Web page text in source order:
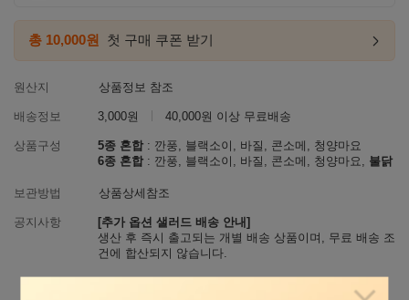
총 10,000원 첫 구매 쿠폰 받기
첫구매
링크
원산지
상품정보 참조
배송정보 3,000원 40,000원 이상 무료배송
상품구성 5종 혼합 : 깐풍, 블랙소이, 바질, 콘소메, 청양마요
6종 혼합 : 깐풍, 블랙소이, 바질, 콘소메, 청양마요, 불닭
보관방법 상품상세참조
공지사항
[추가 옵션 샐러드 배송 안내]
생산 후 즉시 출고되는 개별 배송 상품이며, 무료 배송 조
건에 합산되지 않습니다.